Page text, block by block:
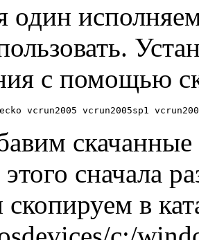
один
с помощью
vcrun2005 vcrun2005sp1
скачанные
сначала
скопируем в